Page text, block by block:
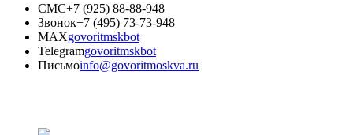
СМС+7 (925) 88-88-948
Звонок+7 (495) 73-73-948
MAXgovoritmskbot
Telegramgovoritmskbot
Письмоinfo@govoritmoskva.ru